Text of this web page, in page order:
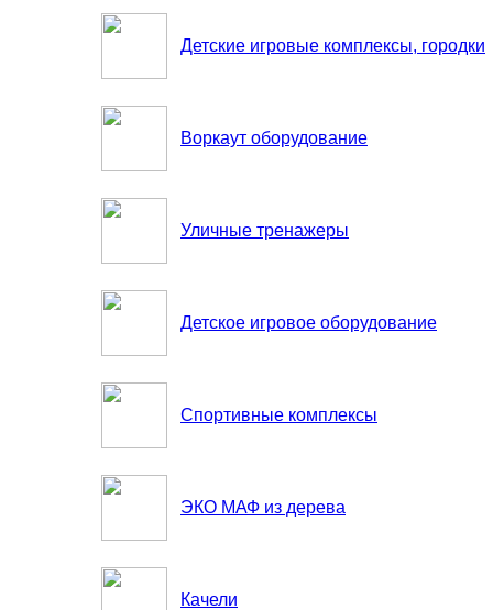
Детские игровые комплексы, городки
Воркаут оборудование
Уличные тренажеры
Детское игровое оборудование
Спортивные комплексы
ЭКО МАФ из дерева
Качели